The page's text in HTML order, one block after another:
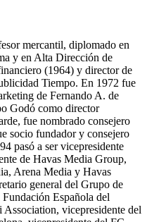
mercantil, diplomado en
y en Alta Dirección de
(1964) y director de
Tiempo. En 1972 fue
de Fernando A. de
Godó como director
fue nombrado consejero
socio fundador y consejero
pasó a ser vicepresidente
de Havas Media Group,
Arena Media y Havas
general del Grupo de
Española del
vicepresidente del